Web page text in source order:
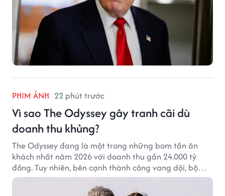
PHIM ẢNH 22 phút trước
Vì sao The Odyssey gây tranh cãi dù
doanh thu khủng?
The Odyssey đang là một trong những bom tấn ăn
khách nhất năm 2026 với doanh thu gần 24.000 tỷ
đồng. Tuy nhiên, bên cạnh thành công vang dội, bộ
phim của Christopher Nolan cũng vấp phải không ít
tranh cãi từ khán giả.